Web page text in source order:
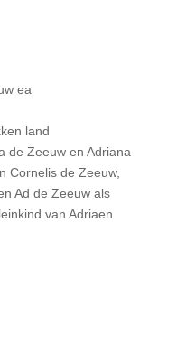
ea
land
de Zeeuw en Adriana
Cornelis de Zeeuw,
Ad de Zeeuw als
van Adriaen